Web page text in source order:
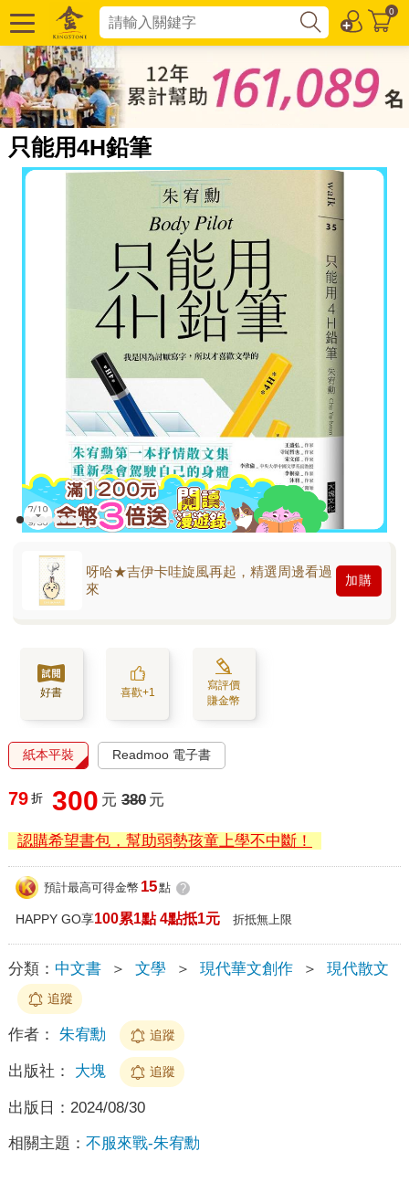
0
只能用4H鉛筆
呀哈★吉伊卡哇旋風再起，精選周邊看過
來
加購
好書 喜歡+1
寫評價
賺金幣
紙本平裝 Readmoo 電子書
79 折 300 元 380 元
認購希望書包，幫助弱勢孩童上學不中斷！
預計最高可得金幣 15點 ?
HAPPY GO享100累1點 4點抵1元 折抵無上限
分類： 中文書 ＞ 文學 ＞ 現代華文創作 ＞ 現代散文
追蹤
作者： 朱宥勳 追蹤
出版社： 大塊 追蹤
出版日： 2024/08/30
相關主題： 不服來戰-朱宥勳